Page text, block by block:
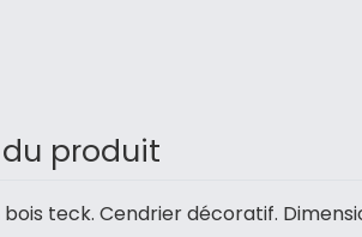
produit
teck. Cendrier décoratif.